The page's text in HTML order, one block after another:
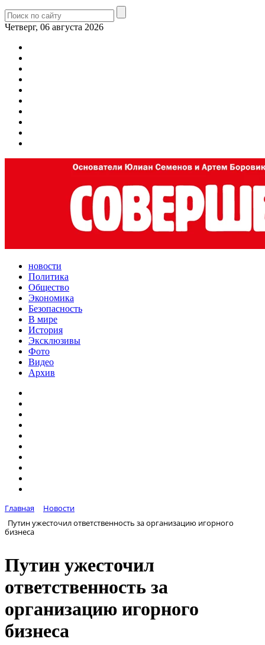
Четверг, 06 августа 2026
новости
Политика
Общество
Экономика
Безопасность
В мире
История
Эксклюзивы
Фото
Видео
Архив
Главная
Новости
Путин ужесточил ответственность за организацию игорного
бизнеса
Путин ужесточил
ответственность за
организацию игорного
бизнеса